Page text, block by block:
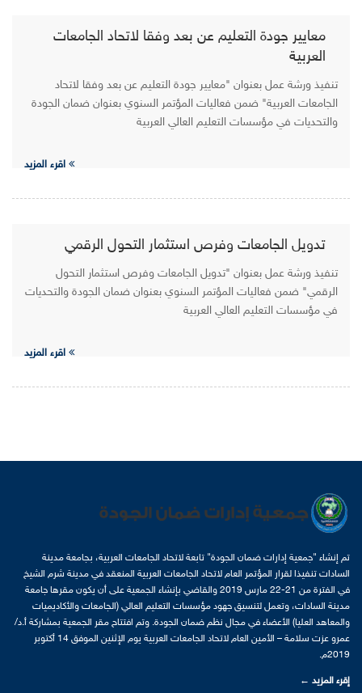
معايير جودة التعليم عن بعد وفقا لاتحاد الجامعات
العربية
تنفيذ ورشة عمل بعنوان "معايير جودة التعليم عن بعد وفقا لاتحاد
الجامعات العربية" ضمن فعاليات المؤتمر السنوي بعنوان ضمان الجودة
والتحديات في مؤسسات التعليم العالي العربية
اقرء المزيد
تدويل الجامعات وفرص استثمار التحول الرقمي
تنفيذ ورشة عمل بعنوان "تدويل الجامعات وفرص استثمار التحول
الرقمي" ضمن فعاليات المؤتمر السنوي بعنوان ضمان الجودة والتحديات
في مؤسسات التعليم العالي العربية
اقرء المزيد
تم إنشاء "جمعية إدارات ضمان الجودة" تابعة لاتحاد الجامعات العربية، بجامعة مدينة
السادات تنفيذا لقرار المؤتمر العام لاتحاد الجامعات العربية المنعقد في مدينة شرم الشيخ
في الفترة من 21-22 مارس 2019 والقاضي بإنشاء الجمعية على أن يكون مقرها جامعة
مدينة السادات، وتعمل لتنسيق جهود مؤسسات التعليم العالي (الجامعات والأكاديميات
والمعاهد العليا) الأعضاء في مجال نظم ضمان الجودة. وتم افتتاح مقر الجمعية بمشاركة أ.د/
عمرو عزت سلامة – الأمين العام لاتحاد الجامعات العربية يوم الإثنين الموفق 14 أكتوبر
2019م.
إقرء المزيد ←